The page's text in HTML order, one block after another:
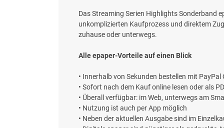
Das Streaming Serien Highlights Sonderband
unkomplizierten Kaufprozess und direktem
zuhause oder unterwegs.
Alle epaper-Vorteile auf einen Blick
• Innerhalb von Sekunden bestellen mit PayPal
• Sofort nach dem Kauf online lesen oder als
• Überall verfügbar: im Web, unterwegs am
• Nutzung ist auch per App möglich
• Neben der aktuellen Ausgabe sind im